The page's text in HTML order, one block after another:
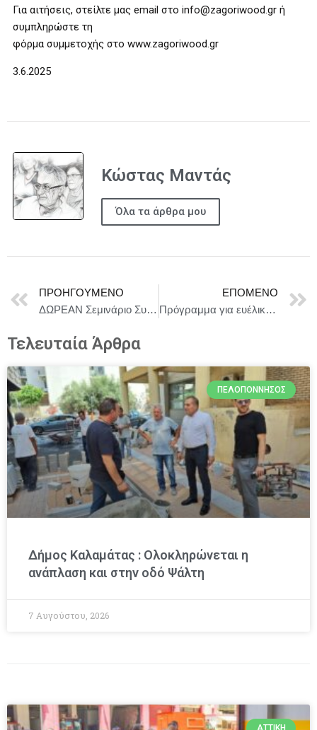
Για αιτήσεις, στείλτε μας email στο info@zagoriwood.gr ή
συμπληρώστε τη
φόρμα συμμετοχής στο www.zagoriwood.gr
3.6.2025
Κώστας Μαντάς
Όλα τα άρθρα μου
ΠΡΟΗΓΟΎΜΕΝΟ
ΔΩΡΕΑΝ Σεμινάριο Συγγραφής Σεναρίου της Ένωσης Σεναριογράφων Ελλάδος με την υποστήριξη του Ο.Π.Α.Ν.Δ.Α.
ΕΠΌΜΕΝΟ
Πρόγραμμα για ευέλικτη και ταχεία αμυντική καινοτομία: Το Συμβούλιο είναι έτοιμο να ξεκινήσει διαπραγματεύσεις με το Ευρωπαϊκό Κοινοβούλιο
Τελευταία Άρθρα
ΠΕΛΟΠΌΝΝΗΣΟΣ
Δήμος Καλαμάτας : Ολοκληρώνεται η
ανάπλαση και στην οδό Ψάλτη
7 Αυγούστου, 2026
ΑΤΤΙΚΉ